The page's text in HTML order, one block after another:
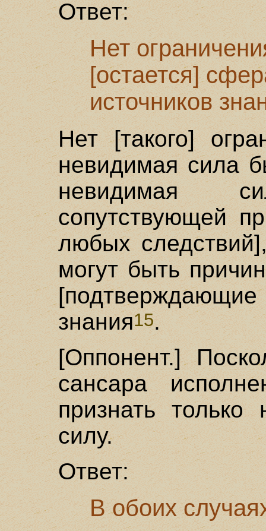
Ответ:
Нет
[остается]
источников
Нет [такого]
невидимая сила
невидимая
сопутствующей
любых
могут быть
знания15.
[Оппонент.]
сансара
признать только
силу.
Ответ:
В обоих